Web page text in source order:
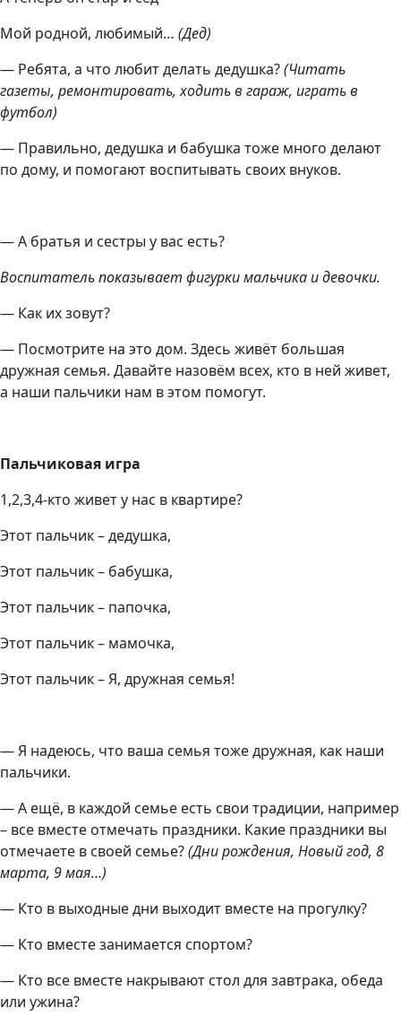
Мой родной, любимый… (Дед)
— Ребята, а что любит делать дедушка?(Читать
газеты, ремонтировать, ходить в гараж, играть в
футбол)
— Правильно, дедушка и бабушка тоже много делают
по дому, и помогают воспитывать своих внуков.
— А братья и сестры у вас есть?
Воспитатель показывает фигурки мальчика и девочки.
— Как их зовут?
— Посмотрите на это дом. Здесь живёт большая
дружная семья. Давайте назовём всех, кто в ней живет,
а наши пальчики нам в этом помогут.
Пальчиковая игра
1,2,3,4-кто живет у нас в квартире?
Этот пальчик – дедушка,
Этот пальчик – бабушка,
Этот пальчик – папочка,
Этот пальчик – мамочка,
Этот пальчик – Я, дружная семья!
— Я надеюсь, что ваша семья тоже дружная, как наши
пальчики.
— А ещё, в каждой семье есть свои традиции, например
– все вместе отмечать праздники. Какие праздники вы
отмечаете в своей семье?(Дни рождения, Новый год, 8
марта, 9 мая…)
— Кто в выходные дни выходит вместе на прогулку?
— Кто вместе занимается спортом?
— Кто все вместе накрывают стол для завтрака, обеда
или ужина?